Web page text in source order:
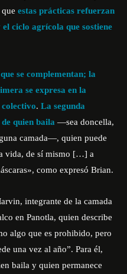
estas prácticas refuerzan
ciclo agrícola que sostiene
se complementan; la
se expresa en la
. La segunda
quien baila —sea doncella,
camada—, quien puede
vida, de sí mismo […] a
como expresó Brian.
integrante de la camada
en Panotla, quien describe
algo que es prohibido, pero
una vez al año”. Para él,
baila y quien permanece